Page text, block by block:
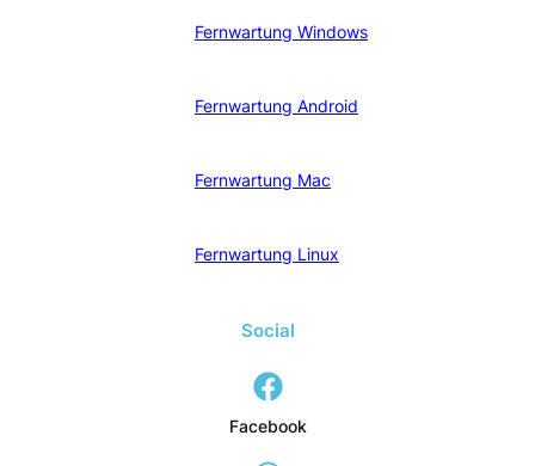
Fernwartung Windows
Fernwartung Android
Fernwartung Mac
Fernwartung Linux
Social
Facebook